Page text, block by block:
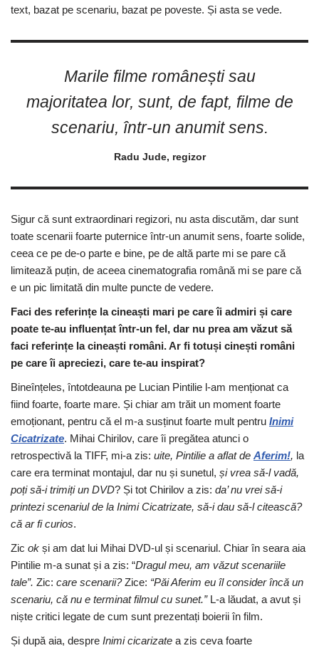
text, bazat pe scenariu, bazat pe poveste. Și asta se vede.
Marile filme românești sau
majoritatea lor, sunt, de fapt, filme de
scenariu, într-un anumit sens.
Radu Jude, regizor
Sigur că sunt extraordinari regizori, nu asta discutăm, dar sunt
toate scenarii foarte puternice într-un anumit sens, foarte solide,
ceea ce pe de-o parte e bine, pe de altă parte mi se pare că
limitează puțin, de aceea cinematografia română mi se pare că
e un pic limitată din multe puncte de vedere.
Faci des referințe la cineaști mari pe care îi admiri și care
poate te-au influențat într-un fel, dar nu prea am văzut să
faci referințe la cineaști români. Ar fi totuși cinești români
pe care îi apreciezi, care te-au inspirat?
Bineînțeles, întotdeauna pe Lucian Pintilie l-am menționat ca
fiind foarte, foarte mare. Și chiar am trăit un moment foarte
emoționant, pentru că el m-a susținut foarte mult pentru Inimi
Cicatrizate. Mihai Chirilov, care îi pregătea atunci o
retrospectivă la TIFF, mi-a zis: uite, Pintilie a aflat de Aferim!, la
care era terminat montajul, dar nu și sunetul, și vrea să-l vadă,
poți să-i trimiți un DVD? Și tot Chirilov a zis: da’ nu vrei să-i
printezi scenariul de la Inimi Cicatrizate, să-i dau să-l citească?
că ar fi curios.
Zic ok și am dat lui Mihai DVD-ul și scenariul. Chiar în seara aia
Pintilie m-a sunat și a zis: “Dragul meu, am văzut scenariile
tale”. Zic: care scenarii?Zice: “Păi Aferim eu îl consider încă un
scenariu, că nu e terminat filmul cu sunet.”L-a lăudat, a avut și
niște critici legate de cum sunt prezentați boierii în film.
Și după aia, despre Inimi cicarizate a zis ceva foarte